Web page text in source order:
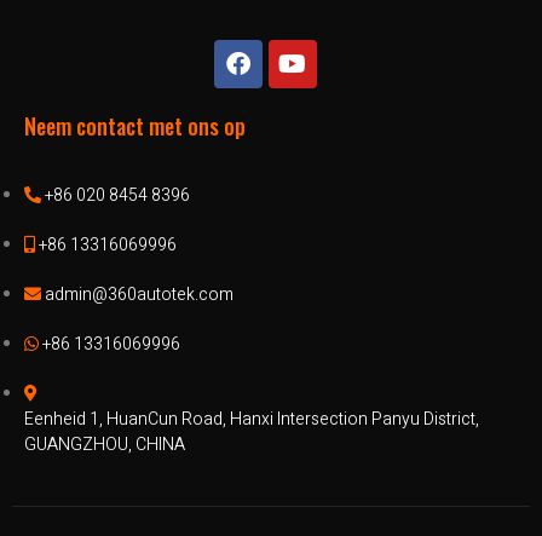
Neem contact met ons op
+86 020 8454 8396
+86 13316069996
admin@360autotek.com
+86 13316069996
Eenheid 1, HuanCun Road, Hanxi Intersection Panyu District,
GUANGZHOU, CHINA